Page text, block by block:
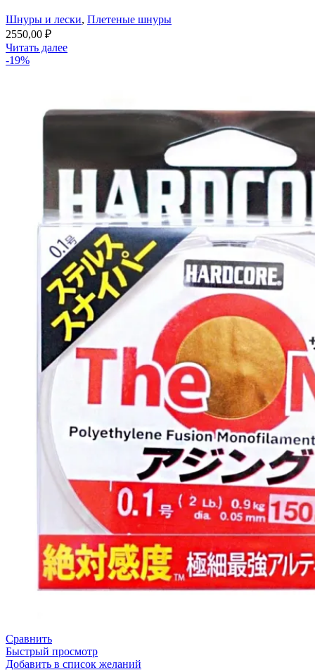
Шнуры и лески, Плетеные шнуры
2550,00 ₽
Читать далее
-19%
Сравнить
Быстрый просмотр
Добавить в список желаний